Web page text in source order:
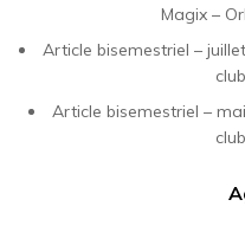
Magix –
Article bisemestriel –
Article bisemestriel –